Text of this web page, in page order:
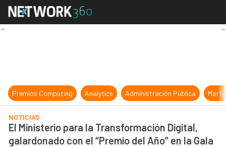
El Ministerio para la
Premios Computing Analytics Administración Pública
NOTICIAS
El Ministerio para la Transformación Digital,
galardonado con el “Premio del Año” en la Gala